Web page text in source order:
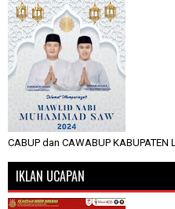
CABUP dan CAWABUP KABUPATEN
IKLAN UCAPAN